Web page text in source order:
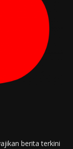
berita terkini